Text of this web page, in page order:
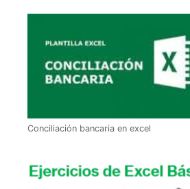
Conciliación bancaria en excel